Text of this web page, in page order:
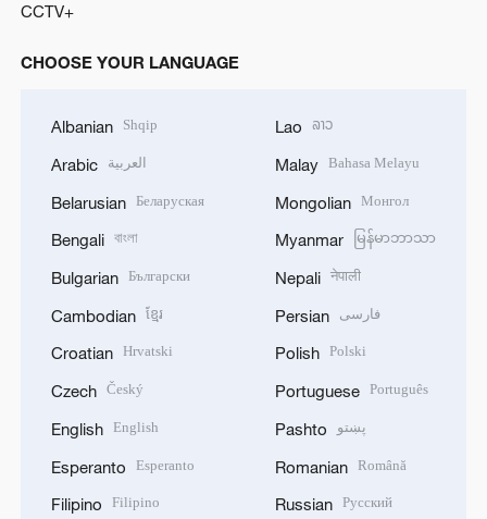
CCTV+
CHOOSE YOUR LANGUAGE
Albanian Shqip
Arabic العربية
Belarusian Беларуская
Bengali বাংলা
Bulgarian Български
Cambodian ខ្មែរ
Croatian Hrvatski
Czech Český
English English
Esperanto Esperanto
Filipino Filipino
Lao ລາວ
Malay Bahasa Melayu
Mongolian Монгол
Myanmar မြန်မာဘာသာ
Nepali नेपाली
Persian فارسی
Polish Polski
Portuguese Português
Pashto پښتو
Romanian Română
Russian Русский